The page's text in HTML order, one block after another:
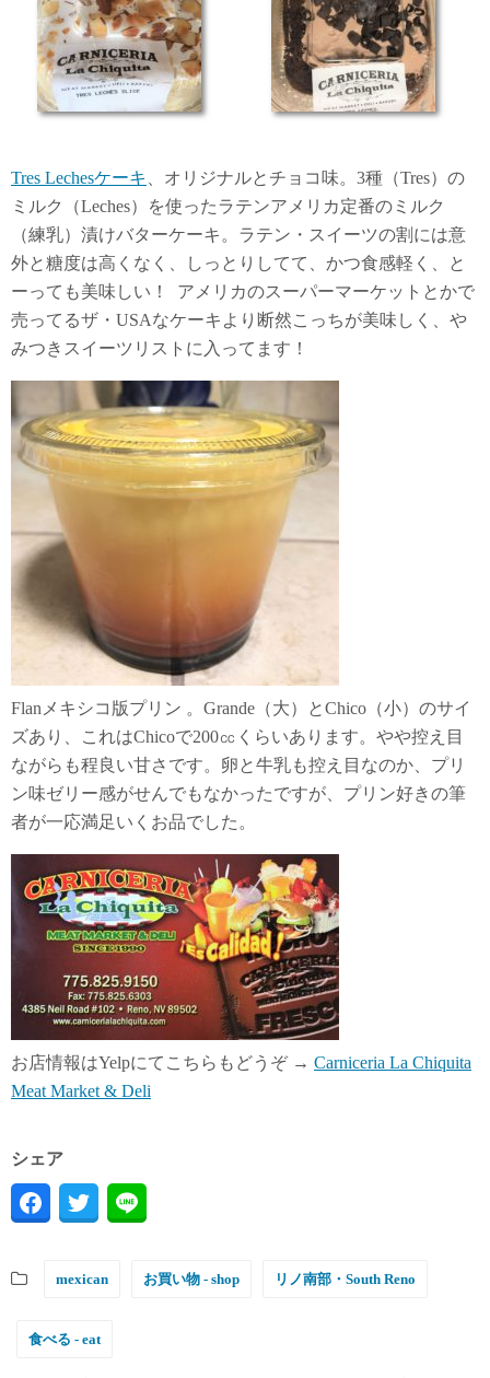
Tres Lechesケーキ
、オリジナルとチョコ味。3種（Tres）の
ミルク（Leches）を使ったラテンアメリカ定番のミルク
（練乳）漬けバターケーキ。ラテン・スイーツの割には意
外と糖度は高くなく、しっとりしてて、かつ食感軽く、と
ーっても美味しい！ アメリカのスーパーマーケットとかで
売ってるザ・USAなケーキより断然こっちが美味しく、や
みつきスイーツリストに入ってます！
Flanメキシコ版プリン 。Grande（大）とChico（小）のサイ
ズあり、これはChicoで200㏄くらいあります。やや控え目
ながらも程良い甘さです。卵と牛乳も控え目なのか、プリ
ン味ゼリー感がせんでもなかったですが、プリン好きの筆
者が一応満足いくお品でした。
お店情報はYelpにてこちらもどうぞ → Carniceria La Chiquita
Meat Market & Deli
シェア
mexican お買い物 - shop リノ南部・South Reno
食べる - eat